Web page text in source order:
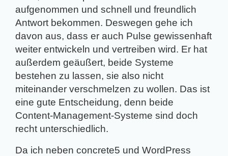
aufgenommen und schnell und freundlich
Antwort bekommen. Deswegen gehe ich
davon aus, dass er auch Pulse gewissenhaft
weiter entwickeln und vertreiben wird. Er hat
außerdem geäußert, beide Systeme
bestehen zu lassen, sie also nicht
miteinander verschmelzen zu wollen. Das ist
eine gute Entscheidung, denn beide
Content-Management-Systeme sind doch
recht unterschiedlich.
Da ich neben concrete5 und WordPress